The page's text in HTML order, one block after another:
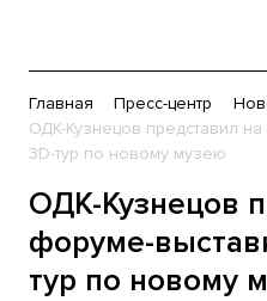
Главная Пресс-центр
ОДК-Кузнецов представил
3D-тур по новому музею
ОДК-Кузнецов
форуме-
тур по новому